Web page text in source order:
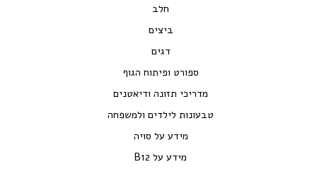
חלב
ביצים
דגים
ספורט ופיתוח הגוף
מדריכי תזונה ודיאטנים
טבעונות לילדים ולמשפחה
מידע על סויה
מידע על B12